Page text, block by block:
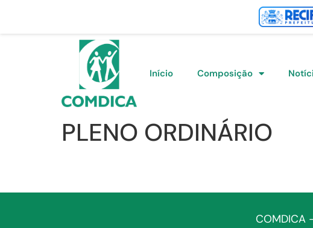
Início Composição
PLENO ORDINÁRIO
COMDICA